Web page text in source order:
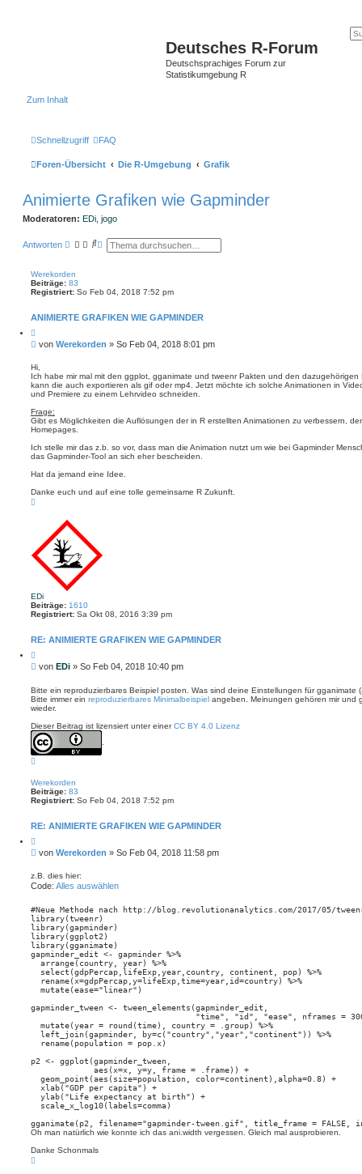
Deutsches R-Forum
Deutschsprachiges Forum zur
Statistikumgebung R
Zum Inhalt
Schnellzugriff FAQ
Foren-Übersicht Die R-Umgebung Grafik
Animierte Grafiken wie Gapminder
Moderatoren: EDi jogo
Antworten
S E
t
t
u
e
Werekorden
Beiträge: 83
Registriert: So Feb 04, 2018 7:52 pm
ANIMIERTE GRAFIKEN WIE GAPMINDER
i
t
e
r
e
n
B
i
t
r
a
g
von Werekorden » So Feb 04, 2018 8:01 pm
Hi,
Ich habe mir mal mit den ggplot, gganimate und tweenr Pakten und den
kann die auch exportieren als gif oder mp4. Jetzt möchte ich solche Animationen in
und Premiere zu einem Lehrvideo schneiden.
Frage:
Gibt es Möglichkeiten die Auflösungen der in R erstellten Animationen zu verbessern,
Homepages.
Ich stelle mir das z.b. so vor, dass man die Animation nutzt um wie bei Gapminder
das Gapminder-Tool an sich eher bescheiden.
Hat da jemand eine Idee.
Danke euch und auf eine tolle gemeinsame R Zukunft.
e
n
EDi
Beiträge: 1610
Registriert: Sa Okt 08, 2016 3:39 pm
RE: ANIMIERTE GRAFIKEN WIE GAPMINDER
i
t
e
r
e
B
i
t
r
a
g
von EDi » So Feb 04, 2018 10:40 pm
Bitte ein reproduzierbares Beispiel posten. Was sind deine Einstellungen für gganimate
Bitte immer ein reproduzierbares Minimalbeispiel angeben. Meinungen gehören mir und
wieder.
Dieser Beitrag ist lizensiert unter einerCC BY 4.0 Lizenz
h
o
b
n
Werekorden
Beiträge: 83
Registriert: So Feb 04, 2018 7:52 pm
RE: ANIMIERTE GRAFIKEN WIE GAPMINDER
i
t
e
r
B
t
a
g
von Werekorden » So Feb 04, 2018 11:58 pm
z.B. dies hier:
Code: Alles auswählen
#Neue Methode nach http://blog.revolutionanalytics.com/2017/05/
library(tweenr)
library(gapminder)
library(ggplot2)
library(gganimate)
gapminder_edit <- gapminder %>%
  arrange(country, year) %>%
  select(gdpPercap,lifeExp,year,country, continent, pop) %>%
  rename(x=gdpPercap,y=lifeExp,time=year,id=country) %>%
  mutate(ease="linear")
gapminder_tween <- tween_elements(gapminder_edit,
"time", "id", "ease", nframes =
  mutate(year = round(time), country = .group) %>%
  left_join(gapminder, by=c("country","year","continent")) %>%
  rename(population = pop.x)
p2 <- ggplot(gapminder_tween,
             aes(x=x, y=y, frame = .frame)) +
  geom_point(aes(size=population, color=continent),alpha=0.8) +
  xlab("GDP per capita") +
  ylab("Life expectancy at birth") +
  scale_x_log10(labels=comma)
gganimate(p2, filename="gapminder-tween.gif", title_frame = FALSE,
Oh man natürlich wie konnte ich das ani.width vergessen. Gleich mal ausprobieren.
Danke Schonmals